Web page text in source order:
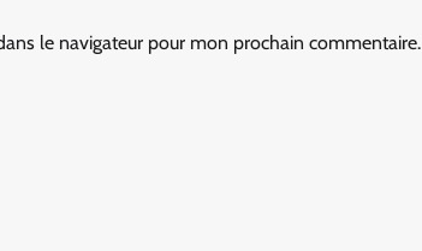
le navigateur pour mon prochain commentaire.